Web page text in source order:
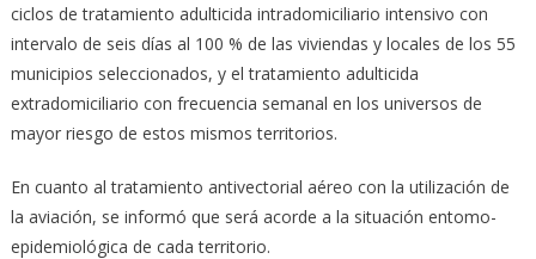
ciclos de tratamiento adulticida intradomiciliario intensivo con
intervalo de seis días al 100 % de las viviendas y locales de los 55
municipios seleccionados, y el tratamiento adulticida
extradomiciliario con frecuencia semanal en los universos de
mayor riesgo de estos mismos territorios.
En cuanto al tratamiento antivectorial aéreo con la utilización de
la aviación, se informó que será acorde a la situación entomo-
epidemiológica de cada territorio.